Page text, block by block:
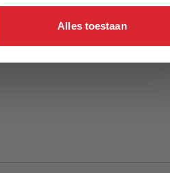
Alles toestaan